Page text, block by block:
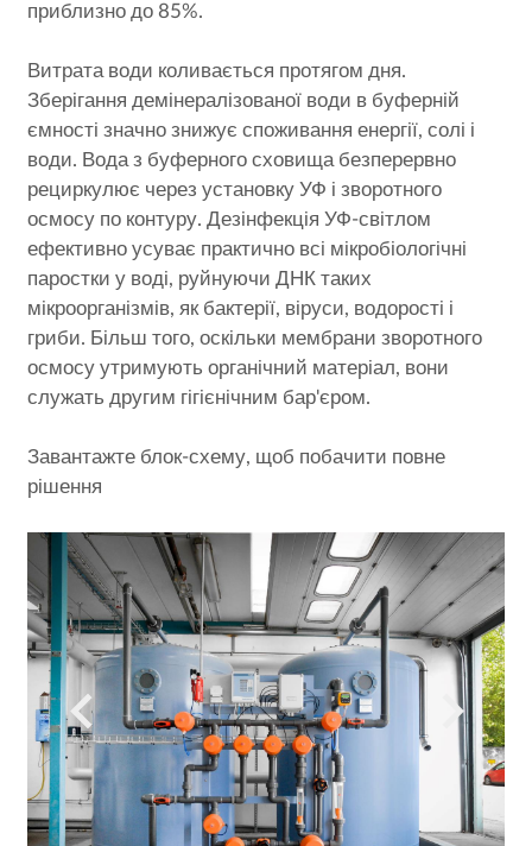
приблизно до 85%.
Витрата води коливається протягом дня.
Зберігання демінералізованої води в буферній
ємності значно знижує споживання енергії, солі і
води. Вода з буферного сховища безперервно
рециркулює через установку УФ і зворотного
осмосу по контуру. Дезінфекція УФ-світлом
ефективно усуває практично всі мікробіологічні
паростки у воді, руйнуючи ДНК таких
мікроорганізмів, як бактерії, віруси, водорості і
гриби. Більш того, оскільки мембрани зворотного
осмосу утримують органічний матеріал, вони
служать другим гігієнічним бар'єром.
Завантажте блок-схему, щоб побачити повне
рішення